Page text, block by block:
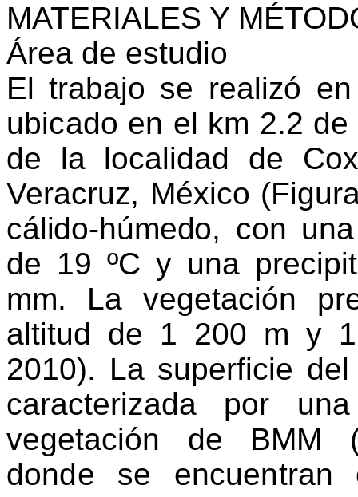
MATERIALES Y
Área de estudio
El trabajo se realizó
ubicado en el km 2.2
de la localidad de
Veracruz, México (Figu
cálido-húmedo, con
de 19 ºC y una
mm. La vegetación
altitud de 1 200 m y
2010). La superficie
caracterizada por
vegetación de BMM
donde se encuentran